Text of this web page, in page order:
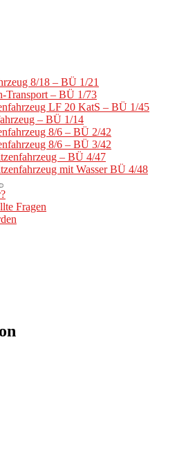
8/18 – BÜ 1/21
Transport – BÜ 1/73
LF 20 KatS – BÜ 1/45
– BÜ 1/14
8/6 – BÜ 2/42
8/6 – BÜ 3/42
– BÜ 4/47
mit Wasser BÜ 4/48
Fragen